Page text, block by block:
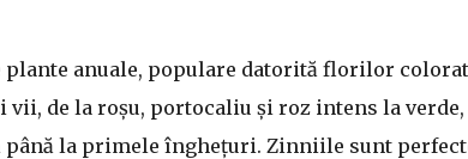
anuale, populare datorită florilor
de la roșu, portocaliu și roz intens la verde,
la primele înghețuri. Zinniile sunt